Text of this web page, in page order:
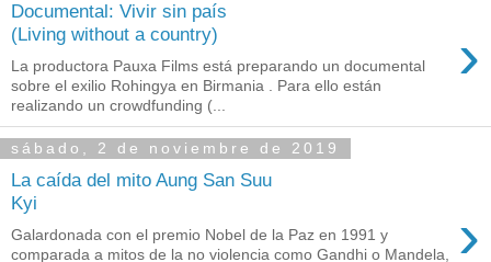
Documental: Vivir sin país
(Living without a country)
›
La productora Pauxa Films está preparando un documental
sobre el exilio Rohingya en Birmania . Para ello están
realizando un crowdfunding (...
sábado, 2 de noviembre de 2019
La caída del mito Aung San Suu
Kyi
›
Galardonada con el premio Nobel de la Paz en 1991 y
comparada a mitos de la no violencia como Gandhi o Mandela,